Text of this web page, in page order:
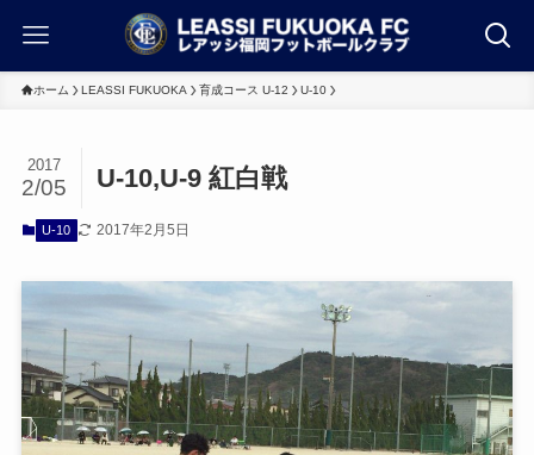
ホーム LEASSI FUKUOKA 育成コース U-12 U-10
U-10,U-9 紅白戦
2017
2/05
U-10 2017年2月5日